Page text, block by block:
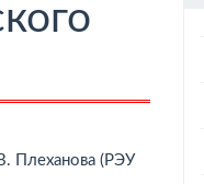
Плеханова (РЭУ